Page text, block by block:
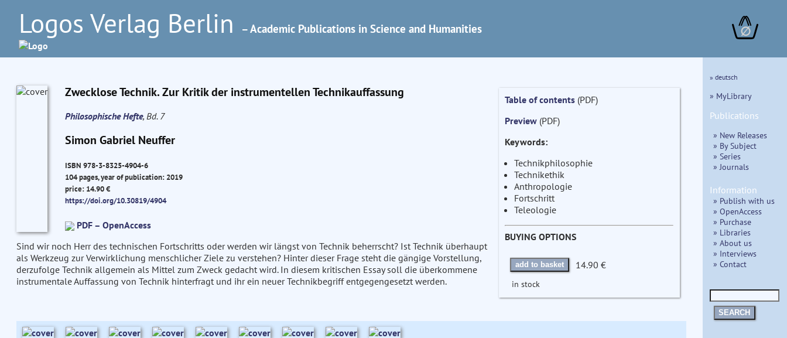
Logos Verlag Berlin – Academic Publications in Science and Humanities ∅
Zwecklose Technik. Zur Kritik der instrumentellen Technikauffassung
Philosophische Hefte, Bd. 7
Simon Gabriel Neuffer
ISBN 978-3-8325-4904-6
104 pages, year of publication: 2019
price: 14.90 €
https://doi.org/10.30819/4904
PDF – OpenAccess
Sind wir noch Herr des technischen Fortschritts oder werden wir längst von Technik beherrscht? Ist Technik überhaupt
als Werkzeug zur Verwirklichung menschlicher Ziele zu verstehen? Hinter dieser Frage steht die gängige Vorstellung,
derzufolge Technik allgemein als Mittel zum Zweck gedacht wird. In diesem kritischen Essay soll die überkommene
instrumentale Auffassung von Technik hinterfragt und ihr ein neuer Technikbegriff entgegengesetzt werden.
Table of contents(PDF)
Preview(PDF)
Keywords:
Technikphilosophie
Technikethik
Anthropologie
Fortschritt
Teleologie
BUYING OPTIONS
add to basket 14.90 €
in stock
» deutsch
» MyLibrary
Publications
» New Releases
» By Subject
» Series
» Journals
Information
» Publish with us
» OpenAccess
» Purchase
» Libraries
» About us
» Interviews
» Contact
SEARCH